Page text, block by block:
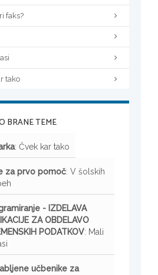
faks?
tako
BRANE TEME
: Čvek kar tako
za prvo pomoč: V šolskih
- IZDELAVA
ZA OBDELAVO
PODATKOV: Mali
učbenike za